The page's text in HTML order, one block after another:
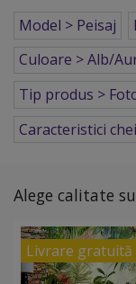
Model > Peisaj
Culoare > Alb/
Tip produs >
Caracteristici
Alege calitate
Livrare gratuită